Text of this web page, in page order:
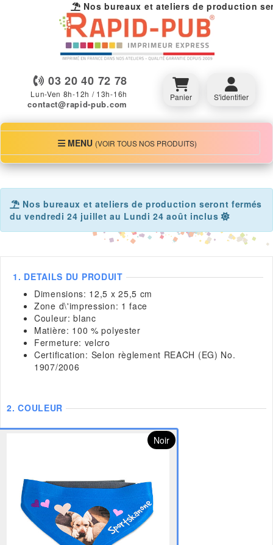
Nos bureaux et ateliers de production
03 20 40 72 78
Lun-Ven 8h-12h / 13h-16h
contact@rapid-pub.com
Panier S'identifier
MENU
MENU (VOIR TOUS NOS PRODUITS)
Nos bureaux et ateliers de production seront fermés
du vendredi 24 juillet au Lundi 24 août inclus
1. DETAILS DU PRODUIT
Dimensions: 12,5 x 25,5 cm
Zone d\'impression: 1 face
Couleur: blanc
Matière: 100 % polyester
Fermeture: velcro
Certification: Selon règlement REACH (EG) No.
1907/2006
2. COULEUR
Noir